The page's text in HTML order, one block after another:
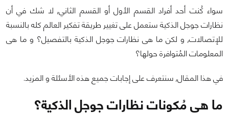
سواء كُنت أحد أفراد القسم الأول أو القسم الثاني, لا شك في أن
نظارات جوجل الذكية ستعمل على تغيير طريقة تفكير العالم كله بالنسبة
للإتصالات, و لكن ما هى نظارات جوجل الذكية بالتفصيل؟ و ما هى
المعلومات المُتوافرة حولها؟
في هذا المقال, سنتعرف على إجابات جميع هذه الأسئلة و المزيد.
ما هى مُكونات نظارات جوجل الذكية؟